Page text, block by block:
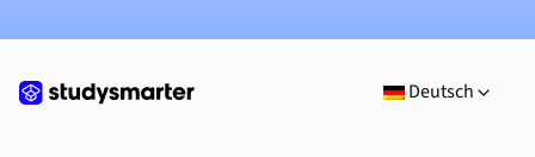
Deutsch